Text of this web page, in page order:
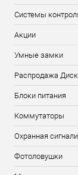
Системы
Акции
Умные замки
Распродажа
Блоки питания
Коммутаторы
Охранная
Фотоловушки